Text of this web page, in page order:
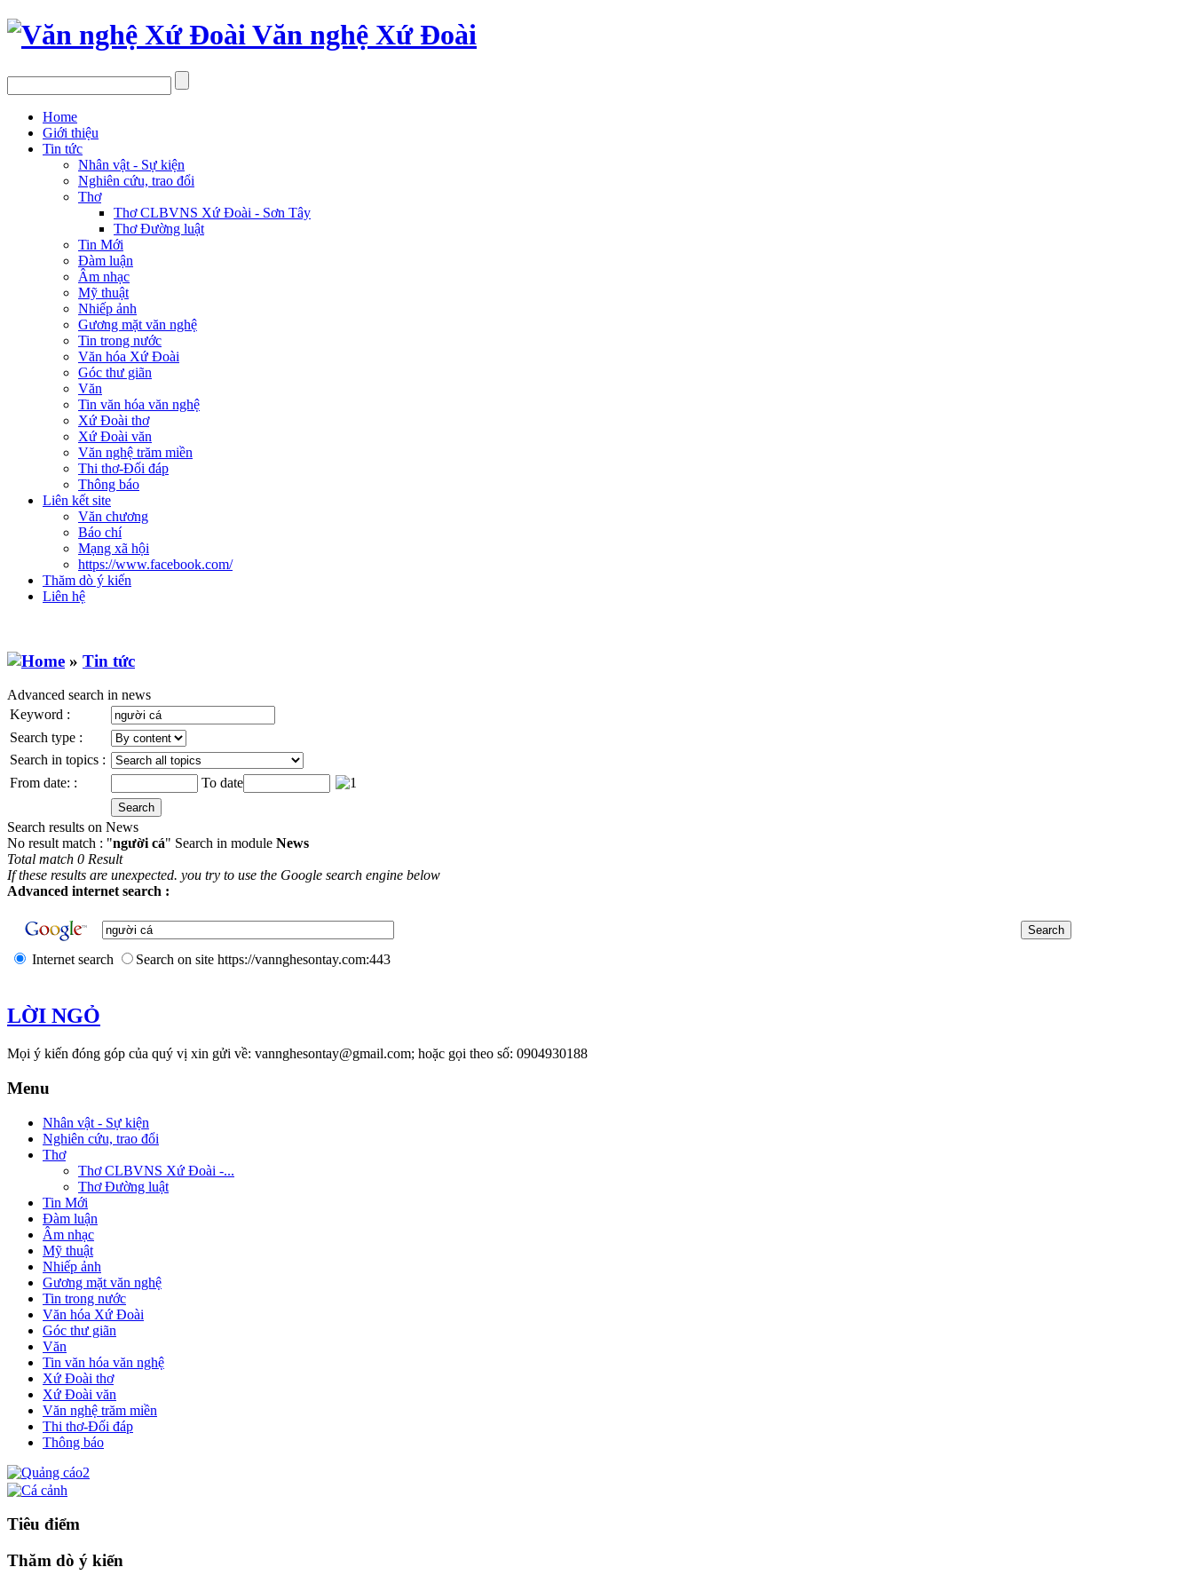
Văn nghệ Xứ Đoài
Home
Giới thiệu
Tin tức
Nhân vật - Sự kiện
Nghiên cứu, trao đổi
Thơ
Thơ CLBVNS Xứ Đoài - Sơn Tây
Thơ Đường luật
Tin Mới
Đàm luận
Âm nhạc
Mỹ thuật
Nhiếp ảnh
Gương mặt văn nghệ
Tin trong nước
Văn hóa Xứ Đoài
Góc thư giãn
Văn
Tin văn hóa văn nghệ
Xứ Đoài thơ
Xứ Đoài văn
Văn nghệ trăm miền
Thi thơ-Đối đáp
Thông báo
Liên kết site
Văn chương
Báo chí
Mạng xã hội
https://www.facebook.com/
Thăm dò ý kiến
Liên hệ
» Tin tức
Advanced search in news
Keyword :
Search type :
Search in topics :
From date: :
To date
Search results on News
No result match : "người cá" Search in module News
Total match 0 Result
If these results are unexpected. you try to use the Google search engine below
Advanced internet search :
Internet search Search on site https://vannghesontay.com:443
LỜI NGỎ
Mọi ý kiến đóng góp của quý vị xin gửi về: vannghesontay@gmail.com; hoặc gọi theo số: 0904930188
Menu
Nhân vật - Sự kiện
Nghiên cứu, trao đổi
Thơ
Thơ CLBVNS Xứ Đoài -...
Thơ Đường luật
Tin Mới
Đàm luận
Âm nhạc
Mỹ thuật
Nhiếp ảnh
Gương mặt văn nghệ
Tin trong nước
Văn hóa Xứ Đoài
Góc thư giãn
Văn
Tin văn hóa văn nghệ
Xứ Đoài thơ
Xứ Đoài văn
Văn nghệ trăm miền
Thi thơ-Đối đáp
Thông báo
Tiêu điểm
Thăm dò ý kiến